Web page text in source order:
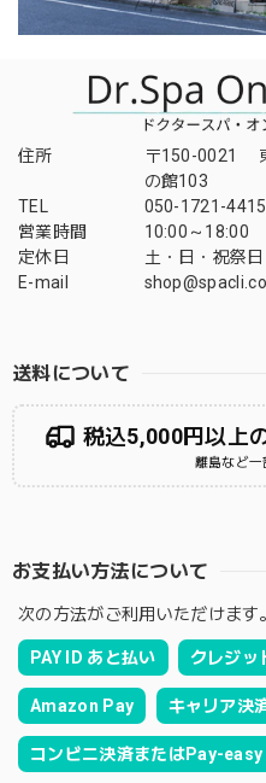
住所
〒150-0021
の館103
TEL
050-1721-4415
営業時間
10:00～18:00
定休日
土・日・祝祭日
E-mail
送料について
税込5,000円以上
離島など一
お支払い方法について
次の方法がご利用いただけます。
PAY ID あと払い クレジッ
Amazon Pay キャリア決
コンビニ決済またはPay-easy